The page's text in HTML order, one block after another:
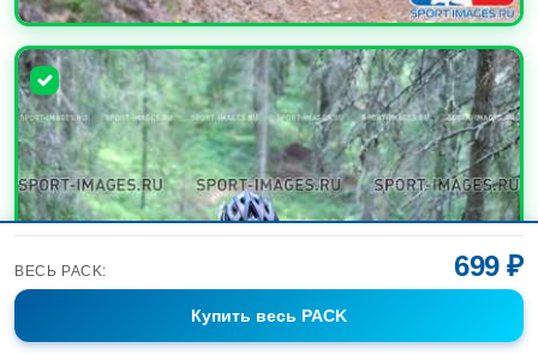
ВЕСЬ PACK: 699 ₽
Купить весь PACK
УВЕЛИЧИТЬ